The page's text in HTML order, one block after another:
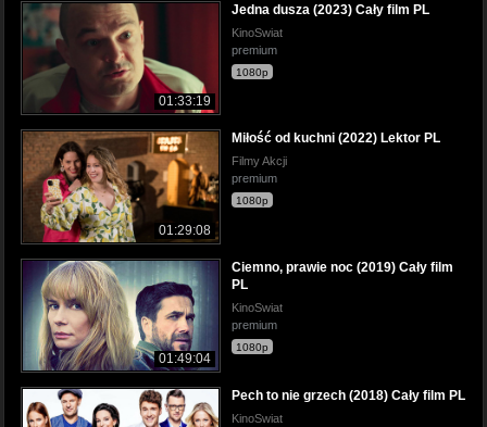
01:33:19
Jedna dusza (2023) Cały film PL
KinoSwiat
premium
1080p
01:29:08
Miłość od kuchni (2022) Lektor PL
Filmy Akcji
premium
1080p
01:49:04
Ciemno, prawie noc (2019) Cały film
PL
KinoSwiat
premium
1080p
Pech to nie grzech (2018) Cały film PL
KinoSwiat